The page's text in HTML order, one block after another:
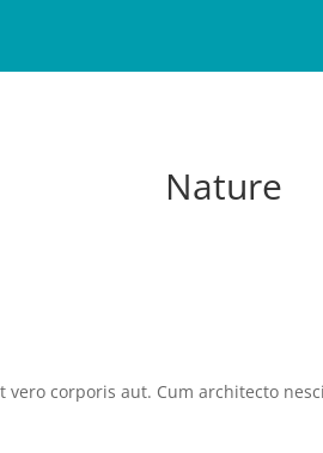
Nature
corporis aut. Cum architecto